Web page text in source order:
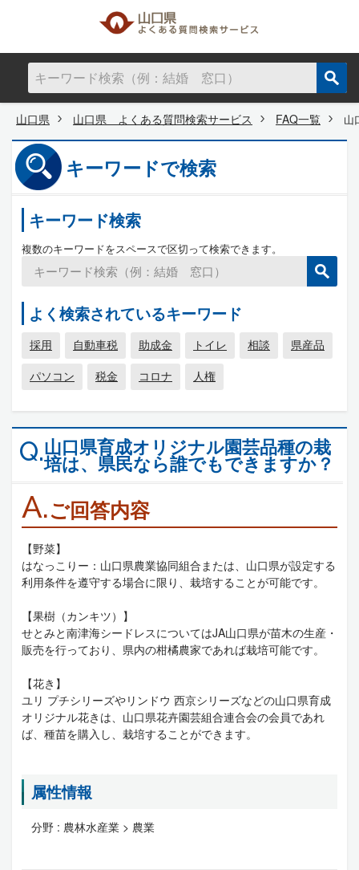
山口県 山口県 よくある質問検索サービス FAQ一覧 山
キーワードで検索
キーワード検索
複数のキーワードをスペースで区切って検索できます。
よく検索されているキーワード
採用 自動車税 助成金 トイレ 相談
県産品
パソコン
税金 コロナ 人権
Q.山口県育成オリジナル園芸品種の栽
培は、県民なら誰でもできますか？
A.ご回答内容
【野菜】
はなっこりー：山口県農業協同組合または、山口県が設定する
利用条件を遵守する場合に限り、栽培することが可能です。
【果樹（カンキツ）】
せとみと南津海シードレスについてはJA山口県が苗木の生産・
販売を行っており、県内の柑橘農家であれば栽培可能です。
【花き】
ユリ プチシリーズやリンドウ 西京シリーズなどの山口県育成
オリジナル花きは、山口県花卉園芸組合連合会の会員であれ
ば、種苗を購入し、栽培することができます。
属性情報
分野 : 農林水産業 > 農業